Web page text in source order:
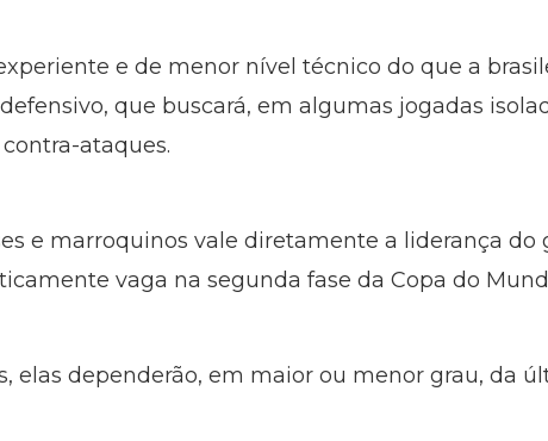
e de menor nível técnico do que a
que buscará, em algumas jogadas
ataques.
e marroquinos vale diretamente a liderança do
vaga na segunda fase da Copa do
elas dependerão, em maior ou menor grau, da